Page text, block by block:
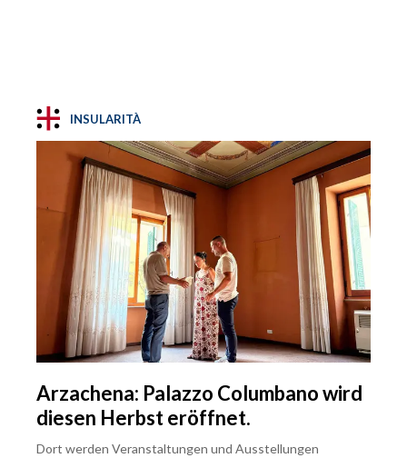
INSULARITÀ
Arzachena: Palazzo Columbano wird
diesen Herbst eröffnet.
Dort werden Veranstaltungen und Ausstellungen